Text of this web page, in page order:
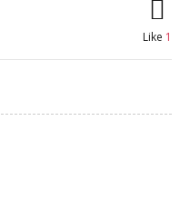
Like 1